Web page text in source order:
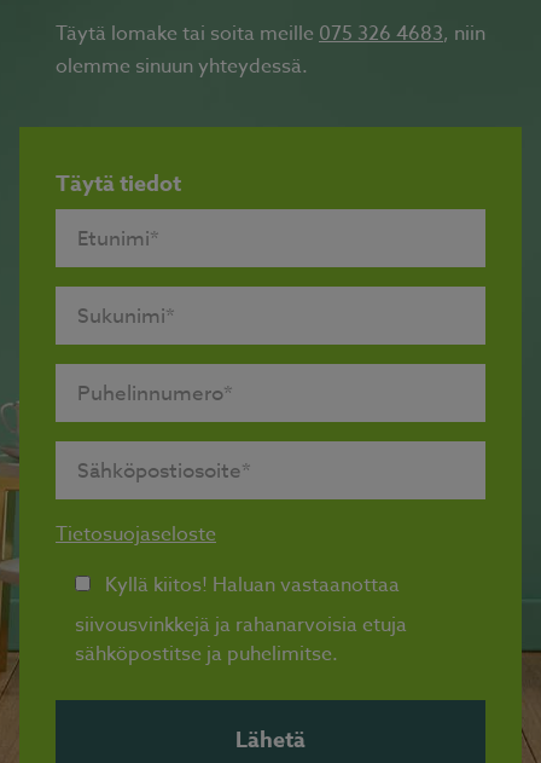
Täytä lomake tai soita meille 075 326 4683, niin
olemme sinuun yhteydessä.
Täytä tiedot
Tietosuojaseloste
Kyllä kiitos! Haluan vastaanottaa
siivousvinkkejä ja rahanarvoisia etuja
sähköpostitse ja puhelimitse.